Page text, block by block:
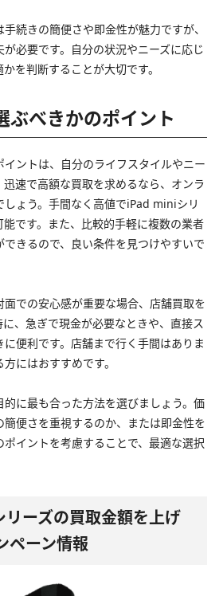
続きの簡便さや即金性が魅力ですが、
必要です。自分の状況やニーズに応じ
を判断することが大切です。
ぶべきかのポイント
イントは、自分のライフスタイルやニー
速で高額な買取を求めるなら、オンラ
しょう。手間なく高値でiPad miniシリ
です。また、比較的手軽に複数の業者
きるので、良い条件を見つけやすいで
での安心感が重要な場合、店舗買取を
、急ぎで現金が必要なときや、直接ス
便利です。店舗まで行く手間はありま
にはおすすめです。
に最も合った方法を選びましょう。価
便さを重視するのか、または即金性を
イントを考慮することで、最適な選択
ーズの買取金額を上げ
ペーン情報